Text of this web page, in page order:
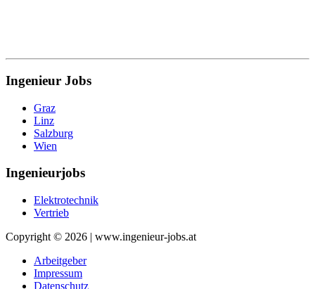
Ingenieur Jobs
Graz
Linz
Salzburg
Wien
Ingenieurjobs
Elektrotechnik
Vertrieb
Copyright © 2026 | www.ingenieur-jobs.at
Arbeitgeber
Impressum
Datenschutz